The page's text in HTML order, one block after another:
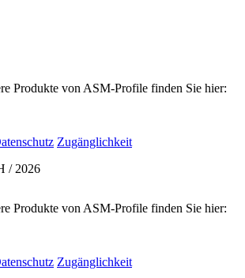
Produkte von ASM-Profile finden Sie hier:
Zugänglichkeit
/ 2026
Produkte von ASM-Profile finden Sie hier:
Zugänglichkeit